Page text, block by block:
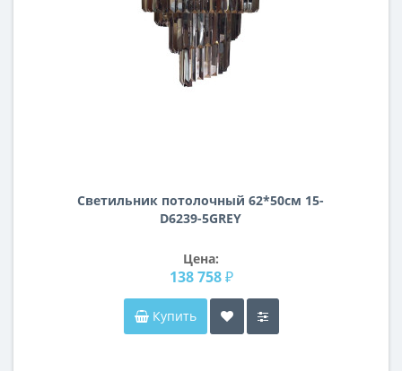
Светильник потолочный 62*50см 15-
D6239-5GREY
Цена:
138 758 ₽
Купить